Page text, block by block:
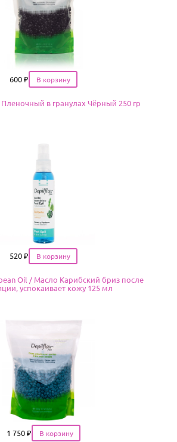
Цена
600 ₽
в гранулах Чёрный 250 гр
Цена
520 ₽
Oil / Масло Карибский бриз после
успокаивает кожу 125 мл
Цена
1 750 ₽